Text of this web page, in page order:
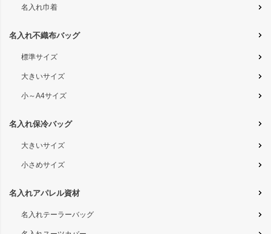
名入れ巾着
名入れ不織布バッグ
標準サイズ
大きいサイズ
小～A4サイズ
名入れ保冷バッグ
大きいサイズ
小さめサイズ
名入れアパレル資材
名入れテーラーバッグ